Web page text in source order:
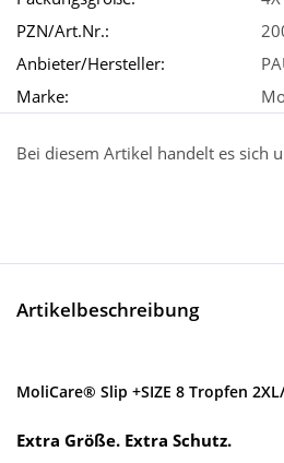
PZN/Art.Nr.:
Anbieter/Hersteller:
Marke:
Bei diesem Artikel handelt es sich
Artikelbeschreibung
MoliCare® Slip +SIZE 8 Tropfen
Extra Größe. Extra Schutz.